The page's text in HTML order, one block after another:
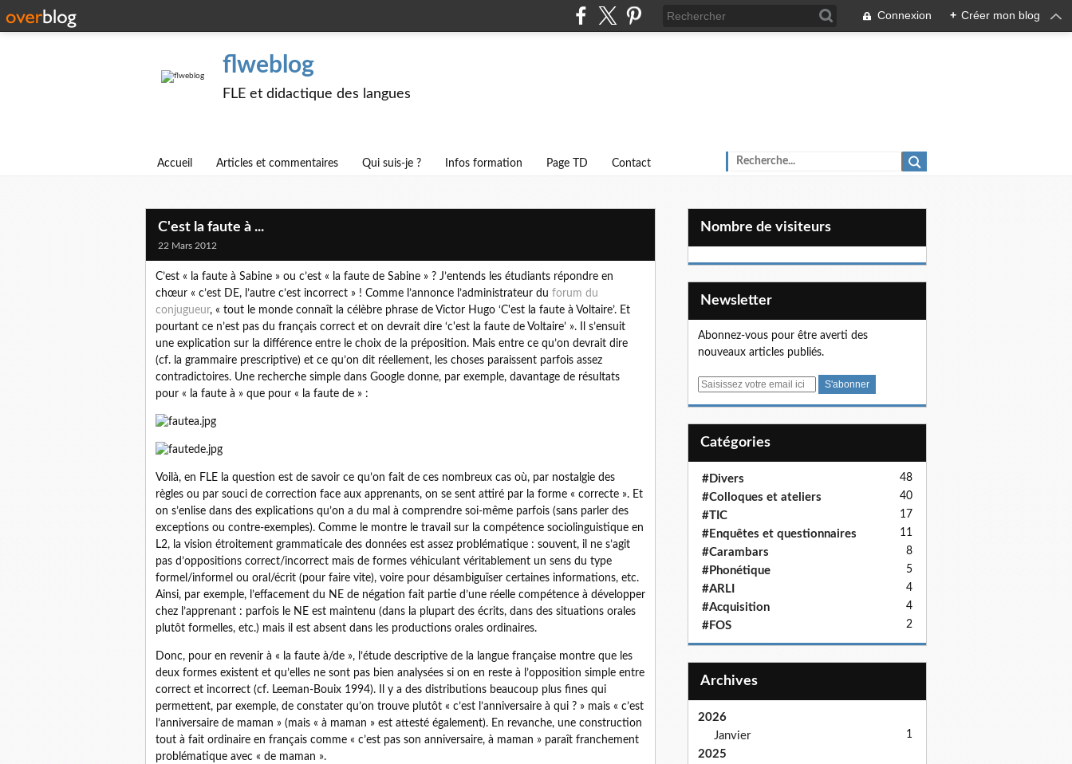
Connexion + Créer mon blog
flweblog
FLE et didactique des langues
Accueil Articles et commentaires Qui suis-je ? Infos formation Page TD Contact
C'est la faute à ...
22 Mars 2012
C’est « la faute à Sabine » ou c’est « la faute de Sabine » ? J’entends les étudiants répondre en
chœur « c’est DE, l’autre c’est incorrect » ! Comme l’annonce l’administrateur du forum du
conjugueur, « tout le monde connaît la célèbre phrase de Victor Hugo ‘C'est la faute à Voltaire’. Et
pourtant ce n’est pas du français correct et on devrait dire ‘c'est la faute de Voltaire’ ». Il s’ensuit
une explication sur la différence entre le choix de la préposition. Mais entre ce qu’on devrait dire
(cf. la grammaire prescriptive) et ce qu’on dit réellement, les choses paraissent parfois assez
contradictoires. Une recherche simple dans Google donne, par exemple, davantage de résultats
pour « la faute à » que pour « la faute de » :
Voilà, en FLE la question est de savoir ce qu’on fait de ces nombreux cas où, par nostalgie des
règles ou par souci de correction face aux apprenants, on se sent attiré par la forme « correcte ». Et
on s’enlise dans des explications qu’on a du mal à comprendre soi-même parfois (sans parler des
exceptions ou contre-exemples). Comme le montre le travail sur la compétence sociolinguistique en
L2, la vision étroitement grammaticale des données est assez problématique : souvent, il ne s’agit
pas d’oppositions correct/incorrect mais de formes véhiculant véritablement un sens du type
formel/informel ou oral/écrit (pour faire vite), voire pour désambiguïser certaines informations, etc.
Ainsi, par exemple, l’effacement du NE de négation fait partie d’une réelle compétence à développer
chez l’apprenant : parfois le NE est maintenu (dans la plupart des écrits, dans des situations orales
plutôt formelles, etc.) mais il est absent dans les productions orales ordinaires.
Donc, pour en revenir à « la faute à/de », l’étude descriptive de la langue française montre que les
deux formes existent et qu’elles ne sont pas bien analysées si on en reste à l’opposition simple entre
correct et incorrect (cf. Leeman-Bouix 1994). Il y a des distributions beaucoup plus fines qui
permettent, par exemple, de constater qu’on trouve plutôt « c’est l’anniversaire à qui ? » mais « c’est
l’anniversaire de maman » (mais « à maman » est attesté également). En revanche, une construction
tout à fait ordinaire en français comme « c’est pas son anniversaire, à maman » paraît franchement
problématique avec « de maman ».
Nombre de visiteurs
Newsletter
Abonnez-vous pour être averti des
nouveaux articles publiés.
E
Catégories
#Divers 48
#Colloques et ateliers 40
#TIC 17
#Enquêtes et questionnaires 11
#Carambars 8
#Phonétique 5
#ARLI 4
#Acquisition 4
#FOS 2
Archives
2026
Janvier
1
2025